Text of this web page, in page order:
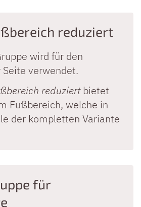
reduziert
wird für den
verwendet.
reduziertbietet
Fußbereich, welche in
der kompletten Variante
für